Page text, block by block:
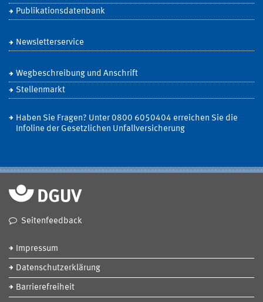
Publikationsdatenbank
Newsletterservice
Wegbeschreibung und Anschrift
Stellenmarkt
Haben Sie Fragen? Unter 0800 6050404 erreichen Sie die
Infoline der Gesetzlichen Unfallversicherung
Seitenfeedback
Impressum
Datenschutzerklärung
Barrierefreiheit